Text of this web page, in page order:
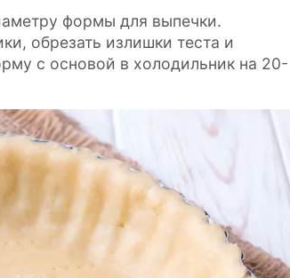
формы для выпечки.
обрезать излишки теста и
с основой в холодильник на 20-